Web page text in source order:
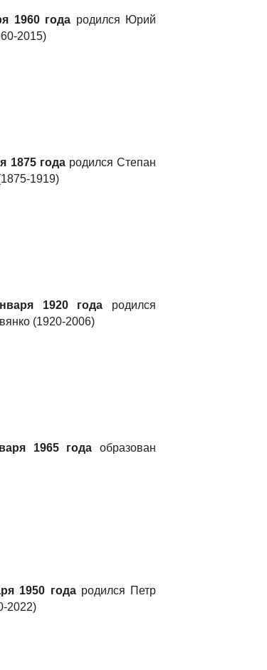
1960 года родился Юрий
2015)
1875 годародился Степан
1919)
1920 года родился
(1920-2006)
1965 года образован
1950 годародился Петр
2022)